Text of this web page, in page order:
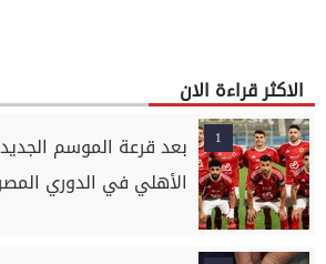
الاكثر قراءة الان
1
بعد قرعة الموسم
الأهلي في الدوري المصري 2026-